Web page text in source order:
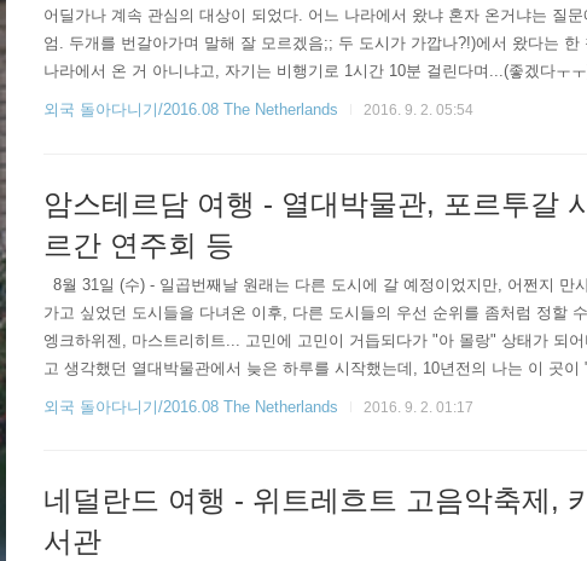
어딜가나 계속 관심의 대상이 되었다. 어느 나라에서 왔냐 혼자 온거냐는 질
엄. 두개를 번갈아가며 말해 잘 모르겠음;; 두 도시가 가깝나?!)에서 왔다는
나라에서 온 거 아니냐고, 자기는 비행기로 1시간 10분 걸린다며...(좋겠다ㅜ
거란다. 하긴 꼭 이 민속촌 뿐만이 아니라 이번 네덜란드 여행은 어딜 가든 혼
외국 돌아다니기/2016.08 The Netherlands 2016. 9. 2. 05:54
암스테르담 여행 - 열대박물관, 포르투갈
르간 연주회 등
8월 31일 (수) - 일곱번째날 원래는 다른 도시에 갈 예정이었지만, 어쩐지
가고 싶었던 도시들을 다녀온 이후, 다른 도시들의 우선 순위를 좀처럼 정할
엥크하위젠, 마스트리히트... 고민에 고민이 거듭되다가 "아 몰랑" 상태가 되
고 생각했던 열대박물관에서 늦은 하루를 시작했는데, 10년전의 나는 이 곳
박물관"이고 더 정확히는 네덜란드가 식민지배했던 아시아, 아프리카, 남아
외국 돌아다니기/2016.08 The Netherlands 2016. 9. 2. 01:17
네덜란드 여행 - 위트레흐트 고음악축제,
서관